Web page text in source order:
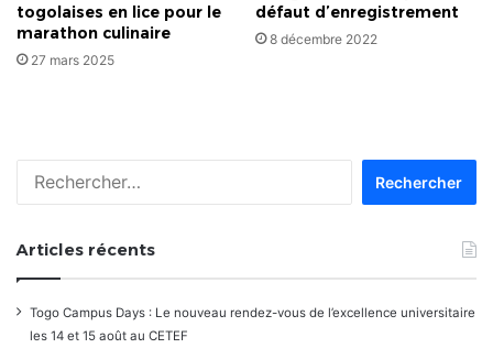
togolaises en lice pour le
marathon culinaire
27 mars 2025
défaut d’enregistrement
8 décembre 2022
Articles récents
Togo Campus Days : Le nouveau rendez-vous de l’excellence universitaire
les 14 et 15 août au CETEF